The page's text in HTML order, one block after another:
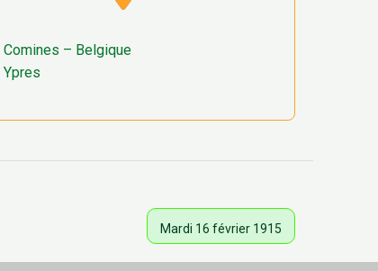
Comines – Belgique
Ypres
Mardi 16 février 1915